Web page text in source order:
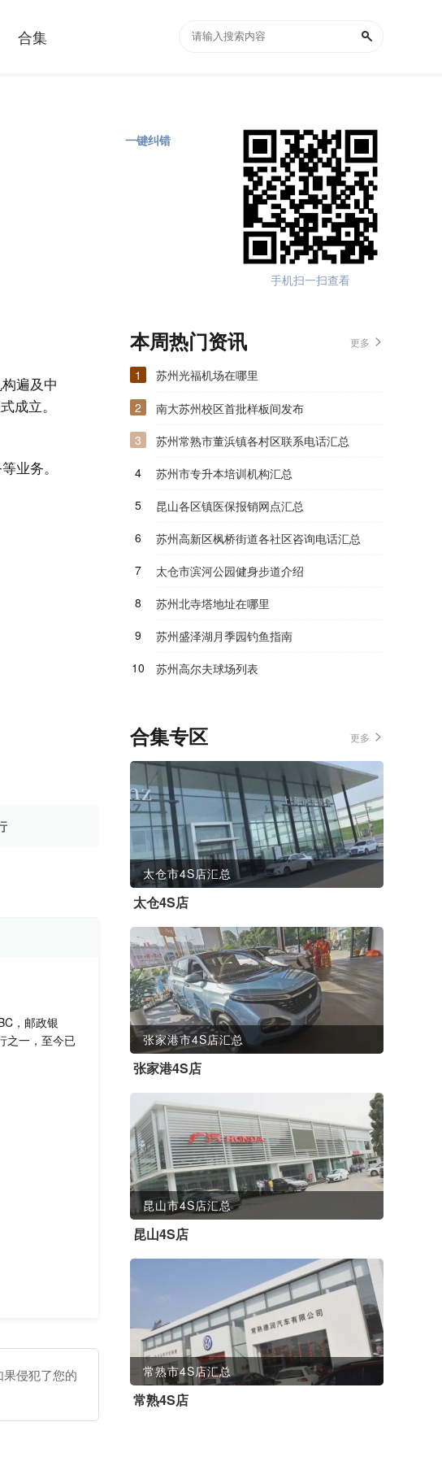
合集
手机扫一扫查看
一键纠错
遍及中
成立。
业务。
，邮政银
之一，至今已
侵犯了您的
本周热门资讯 更多
1
苏州光福机场在哪里
2
南大苏州校区首批样板间发布
3
苏州常熟市董浜镇各村区联系电话汇总
4
苏州市专升本培训机构汇总
5
昆山各区镇医保报销网点汇总
6
苏州高新区枫桥街道各社区咨询电话汇总
7
太仓市滨河公园健身步道介绍
8
苏州北寺塔地址在哪里
9
苏州盛泽湖月季园钓鱼指南
10
苏州高尔夫球场列表
合集专区 更多
太仓市4S店汇总
太仓4S店
张家港市4S店汇总
张家港4S店
昆山市4S店汇总
昆山4S店
常熟市4S店汇总
常熟4S店